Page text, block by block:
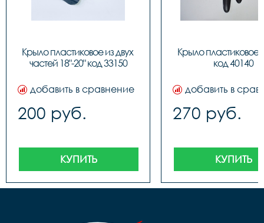
Крыло пластиковое из двух
частей 18"-20" код 33150
добавить в сравнение
200 руб.
КУПИТЬ
Крыло пластиковое
код 40140
добавить в
270 руб.
КУПИТЬ